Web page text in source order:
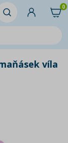
0
víla